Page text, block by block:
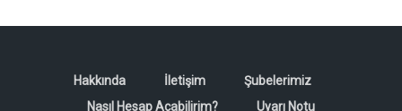
Hakkında İletişim
Şubelerimiz
Nasıl Hesap Açabilirim?
Uyarı Notu